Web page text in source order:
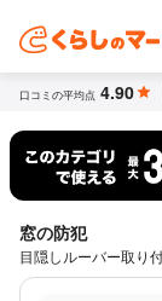
口コミの平均点 4.90
窓の防犯
目隠しルーバー取り